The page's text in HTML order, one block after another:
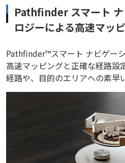
Pathfinder スマート ナ
ロジーによる高速マッ
Pathfinder™スマート ナビゲー
高速マッピングと正確な経路設
経路や、目的のエリアへの素早